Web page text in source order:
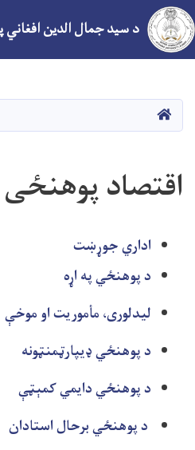
د سید جمال الدین افغاني
کور
اقتصاد پوهنځی
اداري جوړښت
د پوهنځي په اړه
لیدلوری، مأموریت او موخې
د پوهنځي ډیپارټمنټونه
د پوهنځي دايمي کمېټې
د پوهنځي برحال استادان